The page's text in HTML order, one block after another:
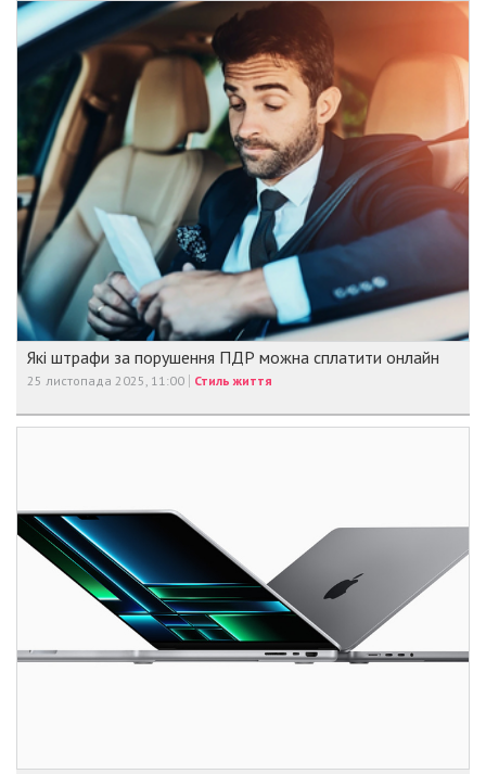
Які штрафи за порушення ПДР можна сплатити онлайн
25 листопада 2025, 11:00 Стиль життя